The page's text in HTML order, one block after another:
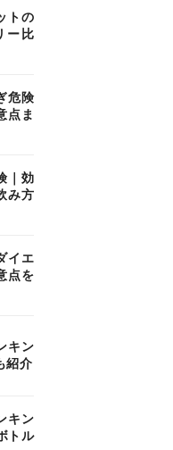
トの
ー比
危険
点ま
｜効
み方
イエ
点を
キン
紹介
キン
トル